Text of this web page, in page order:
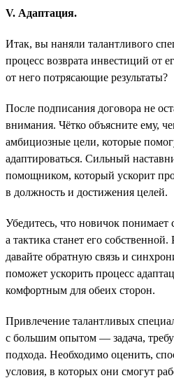
V. Адаптация.
Итак, вы наняли талантливого
процесс возврата инвестиций от
от него потрясающие результаты?
После подписания договора не
внимания. Чётко объясните ему,
амбициозные цели, которые
адаптироваться. Сильный
помощником, который ускорит
в должность и достижения целей.
Убедитесь, что новичок понимает
а тактика станет его
давайте обратную связь и
поможет ускорить процесс
комфортным для обеих сторон.
Привлечение талантливых
с большим опытом — задача,
подхода. Необходимо оценить,
условия, в которых они смогут